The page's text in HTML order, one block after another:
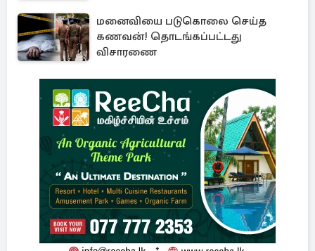
மனைவியை படுகொலை செய்த
கணவன்! தொடங்கப்பட்டது
விசாரணை